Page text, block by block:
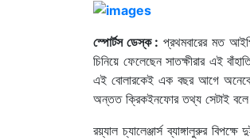
স্পোর্টস ডেস্ক : প্রথমবারের মত
চিনিয়ে ফেলেছেন সাতক্ষীরার এই
এই বোলারকেই এক বছর আগে
অন্তত ক্রিকইনফোর তথ্য সেটাই বলে।
রয়্যাল চ্যালেঞ্জার্স ব্যাঙ্গালুরুর